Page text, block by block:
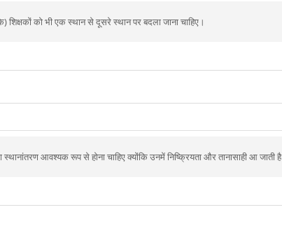
को भी एक स्थान से दूसरे स्थान पर बदला जाना चाहिए।
आवश्यक रूप से होना चाहिए क्योंकि उनमें निष्क्रियता और तानासाही आ जाती है